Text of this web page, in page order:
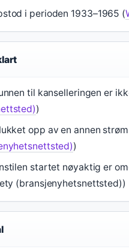
i perioden 1933–1965 (
til kanselleringen er
)
opp av en annen
)
startet nøyaktig er
(bransjenyhetsnettsted))